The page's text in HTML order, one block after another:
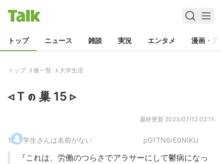
トップ ニュース 雑談 実況 エンタメ 漫画・ア
トップ 板一覧 大学生活
◃ T ၈ 巢 15 ▹
最終更新 2023/07/12 02:11
1. 学生さんは名前がない pG1TN6rE0NIKU
『これは、労働のつらさでアラサーにして鬱病になっ